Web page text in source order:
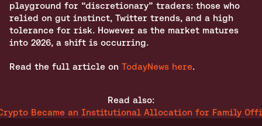
playground for “discretionary” traders: those who
relied on gut instinct, Twitter trends, and a high
tolerance for risk. However as the market matures
into 2026, a shift is occurring.
Read the full article on TodayNews here.
Read also:
Became an Institutional Allocation for Family